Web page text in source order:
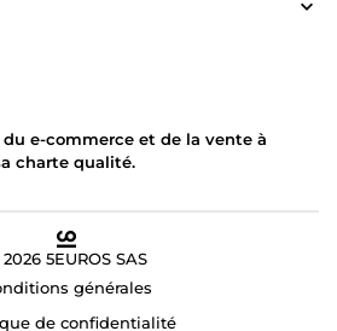
e-commerce et de la vente à
charte qualité.
5EUROS SAS
générales
de confidentialité